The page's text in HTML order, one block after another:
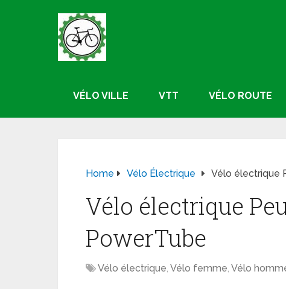
VÉLO VILLE VTT VÉLO ROUTE
Home Vélo Électrique Vélo électrique
Vélo électrique
PowerTube
Vélo électrique, Vélo femme, Vélo